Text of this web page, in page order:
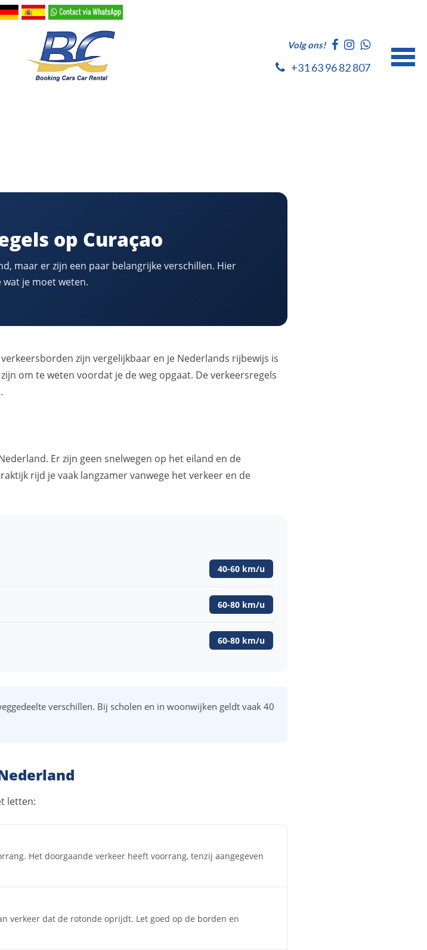
Volg ons!
+31 63 96 82 807
op Curaçao
maar er zijn een paar belangrijke verschillen. Hier
wat je moet weten.
zijn vergelijkbaar en je Nederlands rijbewijs is
om te weten voordat je de weg opgaat. De verkeersregels
Er zijn geen snelwegen op het eiland en de
rijd je vaak langzamer vanwege het verkeer en de
40-60 km/u
60-80 km/u
60-80 km/u
verschillen. Bij scholen en in woonwijken geldt vaak 40
letten:
Het doorgaande verkeer heeft voorrang, tenzij aangegeven
verkeer dat de rotonde oprijdt. Let goed op de borden en